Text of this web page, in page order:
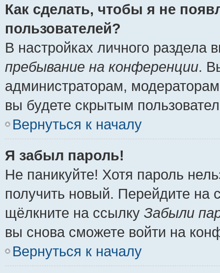
Как сделать, чтобы я не
пользователей?
В настройках личного
пребывание на конференции.
администраторам,
вы будете скрытым
Вернуться к началу
Я забыл пароль!
Не паникуйте! Хотя пароль
получить новый. Перейдите на
щёлкните на ссылку Забыли
вы снова сможете войти на
Вернуться к началу